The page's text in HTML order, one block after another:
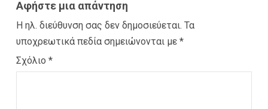
Αφήστε μια απάντηση
Η ηλ. διεύθυνση σας δεν δημοσιεύεται. Τα
υποχρεωτικά πεδία σημειώνονται με *
Σχόλιο *